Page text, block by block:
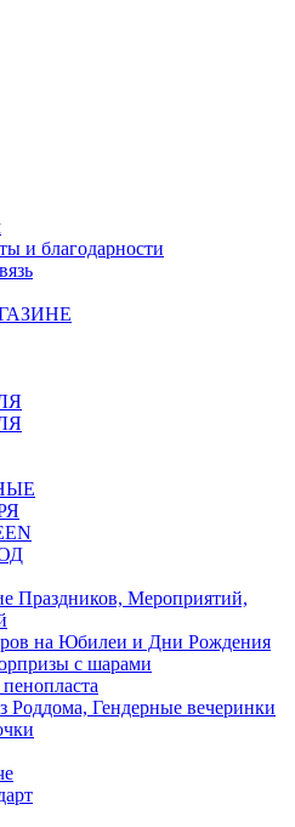
и благодарности
Праздников, Мероприятий,
на Юбилеи и Дни Рождения
с шарами
Роддома, Гендерные вечеринки